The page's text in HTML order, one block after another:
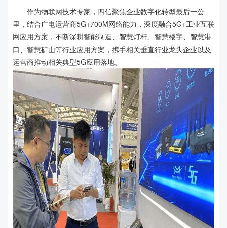
作为物联网技术专家，四信聚焦企业数字化转型最后一公
里，结合广电运营商5G+700M网络能力，深度融合5G+工业互联
网应用方案，不断深耕智能制造、智慧灯杆、智慧楼宇、智慧港
口、智慧矿山等行业应用方案，携手相关垂直行业龙头企业以及
运营商推动相关典型5G应用落地。